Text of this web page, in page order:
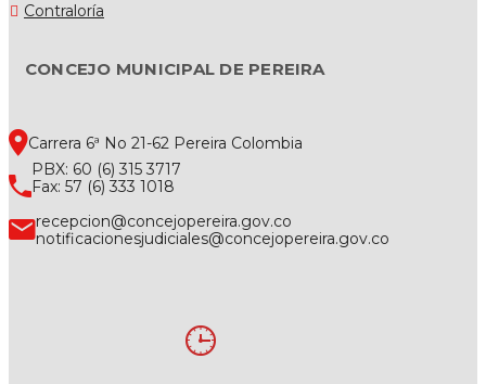
Contraloría
CONCEJO MUNICIPAL DE PEREIRA
Carrera 6ª No 21-62 Pereira Colombia
PBX: 60 (6) 315 3717
Fax: 57 (6) 333 1018
recepcion@concejopereira.gov.co
notificacionesjudiciales@concejopereira.gov.co